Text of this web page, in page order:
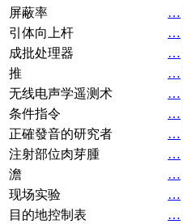
屏蔽率
…
引体向上杆
…
成批处理器
…
推
…
无线电声学遥测术
…
条件指令
…
正確發音的研究者
…
注射部位肉芽腫
…
澹
…
现场实验
…
目的地控制表
…